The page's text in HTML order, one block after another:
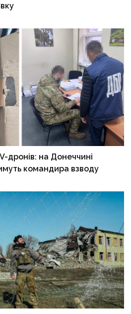
дронів: на Донеччині
командира взводу